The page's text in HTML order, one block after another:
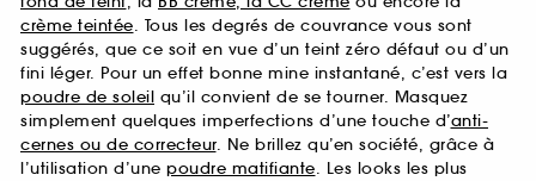
crème teintée. Tous les degrés de couvrance vous sont
suggérés, que ce soit en vue d’un teint zéro défaut ou d’un
fini léger. Pour un effet bonne mine instantané, c’est vers la
poudre de soleil qu’il convient de se tourner. Masquez
simplement quelques imperfections d’une touche d’anti-
cernes ou de correcteur. Ne brillez qu’en société, grâce à
l’utilisation d’une poudre matifiante. Les looks les plus